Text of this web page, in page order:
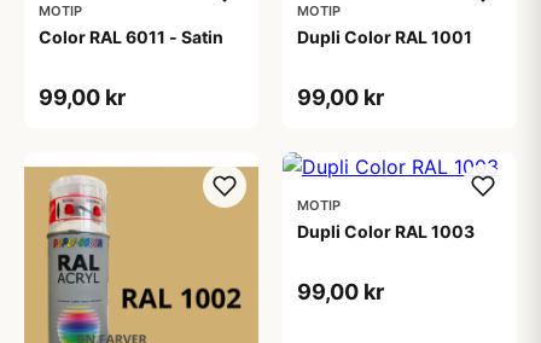
MOTIP
Color RAL 6011 - Satin
99,00 kr
MOTIP
Dupli Color RAL 1001
99,00 kr
MOTIP
Dupli Color RAL 1003
99,00 kr